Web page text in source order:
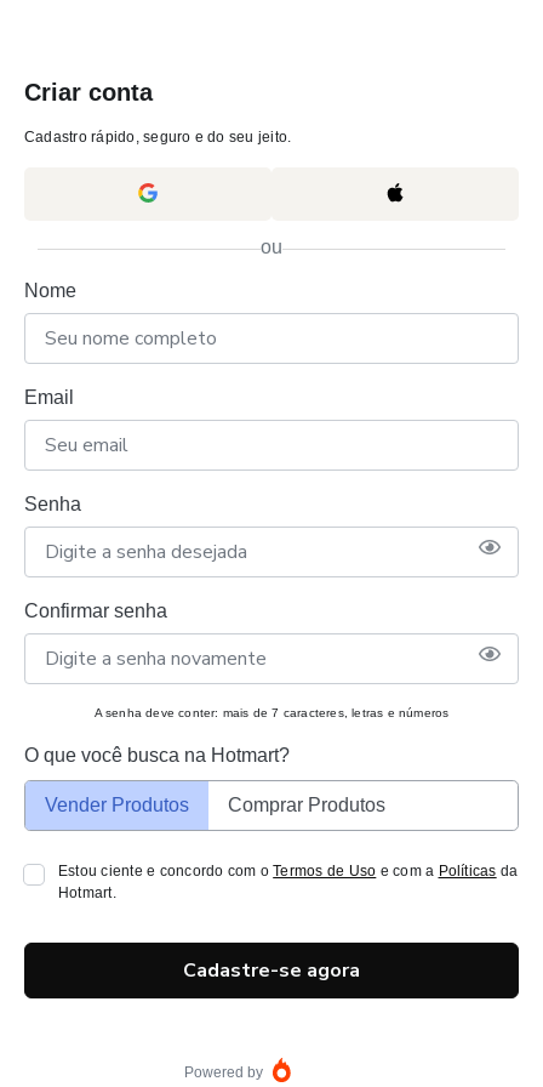
Criar conta
Cadastro rápido, seguro e do seu jeito.
ou
Nome
Email
Senha
Confirmar senha
A senha deve conter: mais de 7 caracteres, letras e números
O que você busca na Hotmart?
Vender Produtos Comprar Produtos
Estou ciente e concordo com oTermos de Uso e com a Políticas da
Hotmart.
Cadastre-se agora
Powered by